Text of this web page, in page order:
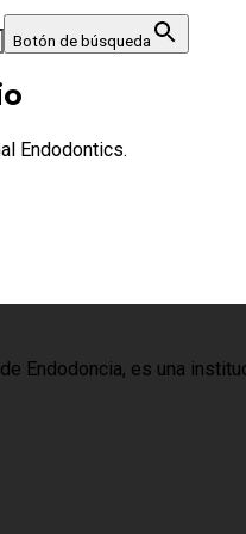
Botón de búsqueda
Endodontics.
Endodoncia, es una